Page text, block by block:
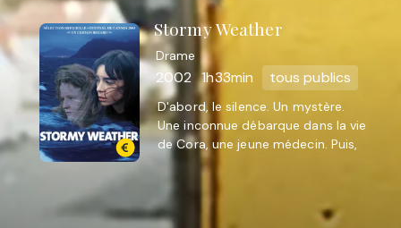
Stormy Weather
Drame
2002 1h33min tous publics
D'abord, le silence. Un mystère.
Une inconnue débarque dans la vie
de Cora, une jeune médecin. Puis,
le bout du monde : l'Islande. Cora,
jeune docteur ...